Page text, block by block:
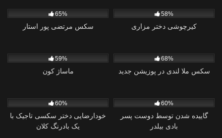
65%
سکس مرتضی پور استار
58%
کیرچوشی دختر مزاری
59%
ماساژ کون
68%
سکس ملا لندی در پوزیشن جدید
60%
خودارضایی دختر سکسی تاجیک با
یک بادرنگ کلان
60%
گاییده شدن توسط دوست پسر
بادی بیلدر